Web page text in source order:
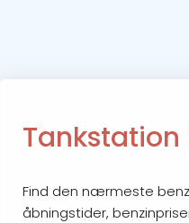
Tankstation
Find den nærmeste
åbningstider,